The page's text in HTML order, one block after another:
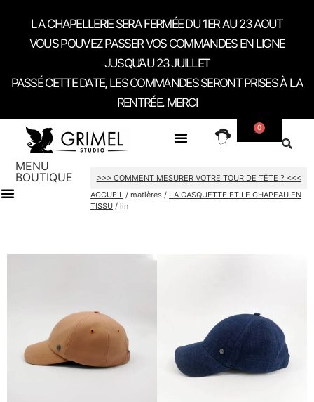
LA CHAPELLERIE SERA FERMÉE DU 1ER AU 23 AOUT
VOUS POUVEZ PASSER VOS COMMANDES EN LIGNE
JUSQU’AU 23 JUILLET
PASSÉ CETTE DATE, LES COMMANDES SERONT PRISES À LA
RENTRÉE. MERCI
0
MENU
BOUTIQUE
>>> COMMENT MESURER VOTRE TOUR DE TÊTE ? <<<
ACCUEIL / matières / LA CASQUETTE ET LE CHAPEAU EN
TISSU / lin